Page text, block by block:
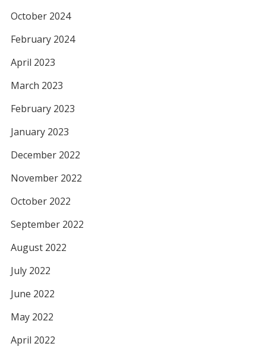
October 2024
February 2024
April 2023
March 2023
February 2023
January 2023
December 2022
November 2022
October 2022
September 2022
August 2022
July 2022
June 2022
May 2022
April 2022